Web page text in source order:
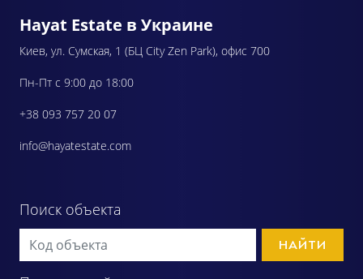
Hayat Estate в Украине
Киев, ул. Сумская, 1 (БЦ City Zen Park), офис 700
Пн-Пт с 9:00 до 18:00
+38 093 757 20 07
info@hayatestate.com
Поиск объекта
НАЙТИ